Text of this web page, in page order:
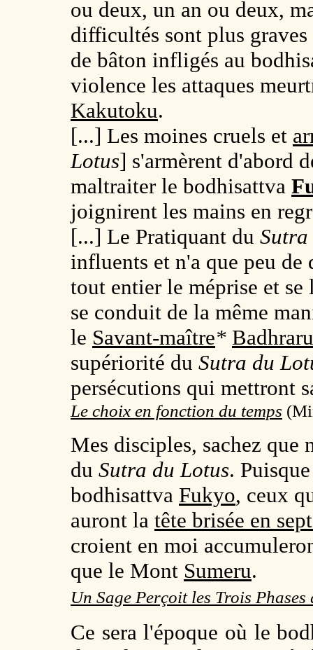
ou deux, un an ou deux,
difficultés sont plus graves
de bâton infligés au
violence les attaques
Kakutoku.
[...] Les moines cruels et
Lotus] s'armèrent d'abord
maltraiter le bodhisattva
joignirent les mains en
[...] Le Pratiquant du
influents et n'a que peu de
tout entier le méprise et
se conduit de la même
le Savant-maître*
supériorité du Sutra du
persécutions qui mettront
Le choix en fonction du temps
Mes disciples, sachez
du Sutra du Lotus.
bodhisattva Fukyo, ceux
auront la tête brisée en
croient en moi
que le Mont Sumeru.
Un Sage Perçoit les Trois
Ce sera l'époque où le